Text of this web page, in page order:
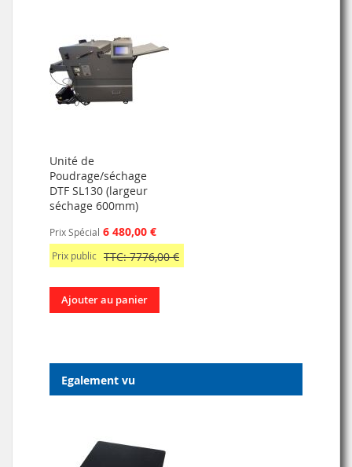
Unité de
Poudrage/séchage
DTF SL130 (largeur
séchage 600mm)
Prix Spécial 6 480,00 €
Prix public TTC: 7776,00 €
Ajouter au panier
Egalement vu